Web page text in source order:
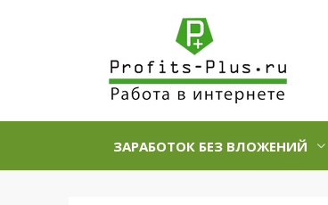
ЗАРАБОТОК БЕЗ ВЛОЖЕНИЙ